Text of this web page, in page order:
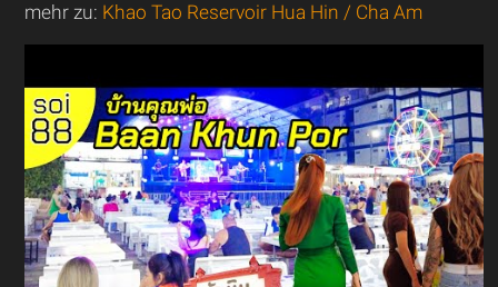
mehr zu: Khao Tao Reservoir Hua Hin / Cha Am